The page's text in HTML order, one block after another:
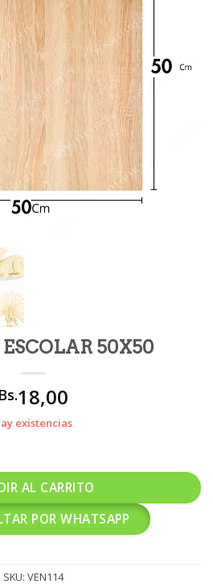
50X50
Bs.18,00
existencias
cantidad
AL CARRITO
POR WHATSAPP
SKU: VEN114